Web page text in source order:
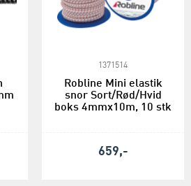
1371514
Robline Mini elastik
snor Sort/Rød/Hvid
boks 4mmx10m, 10 stk
659,-